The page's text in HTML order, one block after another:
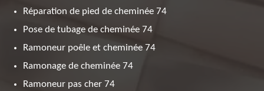
Réparation de pied de cheminée 74
Pose de tubage de cheminée 74
Ramoneur poêle et cheminée 74
Ramonage de cheminée 74
Ramoneur pas cher 74